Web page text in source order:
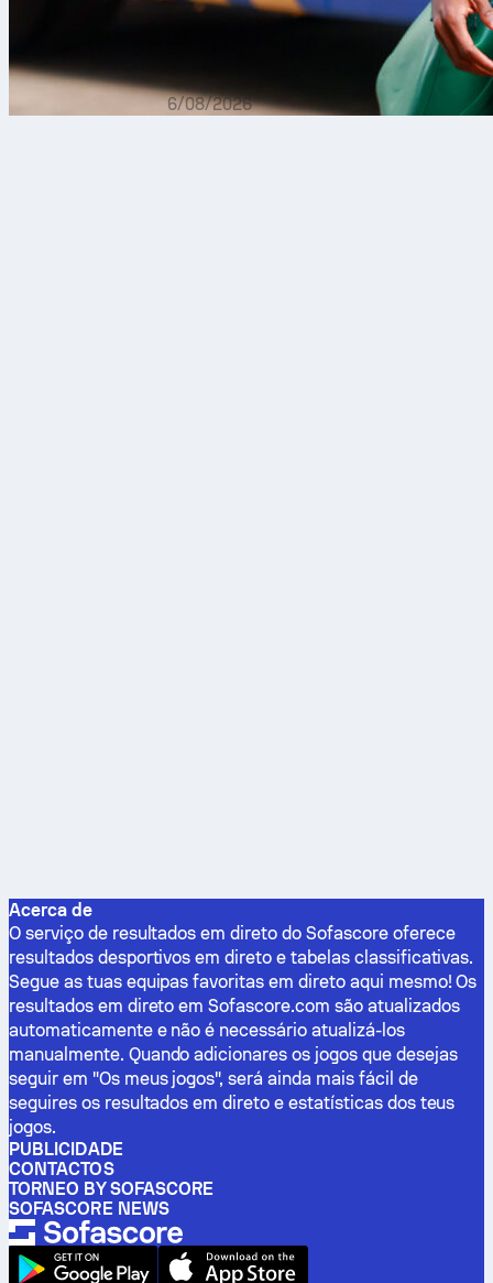
6/08/2026
Acerca de
O serviço de resultados em direto do Sofascore oferece
resultados desportivos em direto e tabelas classificativas.
Segue as tuas equipas favoritas em direto aqui mesmo! Os
resultados em direto em Sofascore.com são atualizados
automaticamente e não é necessário atualizá-los
manualmente. Quando adicionares os jogos que desejas
seguir em "Os meus jogos", será ainda mais fácil de
seguires os resultados em direto e estatísticas dos teus
jogos.
PUBLICIDADE
CONTACTOS
TORNEO BY SOFASCORE
SOFASCORE NEWS